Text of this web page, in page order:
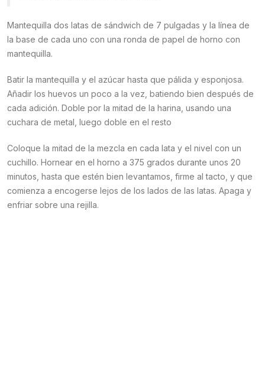
Mantequilla dos latas de sándwich de 7 pulgadas y la línea de
la base de cada uno con una ronda de papel de horno con
mantequilla.
Batir la mantequilla y el azúcar hasta que pálida y esponjosa.
Añadir los huevos un poco a la vez, batiendo bien después de
cada adición. Doble por la mitad de la harina, usando una
cuchara de metal, luego doble en el resto
Coloque la mitad de la mezcla en cada lata y el nivel con un
cuchillo. Hornear en el horno a 375 grados durante unos 20
minutos, hasta que estén bien levantamos, firme al tacto, y que
comienza a encogerse lejos de los lados de las latas. Apaga y
enfriar sobre una rejilla.